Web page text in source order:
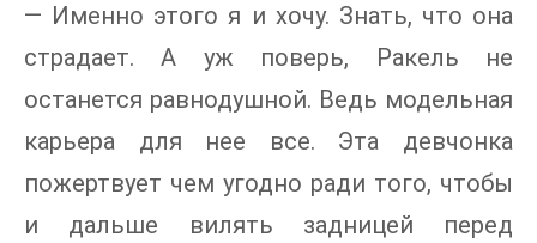
— Именно этого я и хочу. Знать, что она
страдает. А уж поверь, Ракель не
останется равнодушной. Ведь модельная
карьера для нее все. Эта девчонка
пожертвует чем угодно ради того, чтобы
и дальше вилять задницей перед